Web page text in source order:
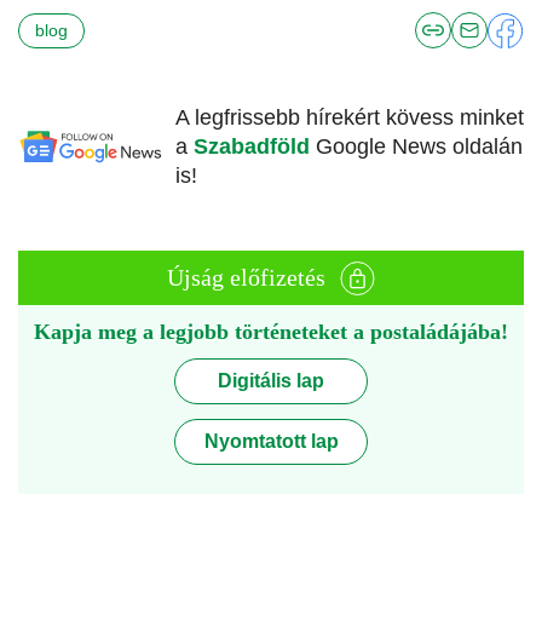
blog
A legfrissebb hírekért kövess minket
a Szabadföld Google News oldalán
is!
Újság előfizetés
Kapja meg a legjobb történeteket a postaládájába!
Digitális lap
Nyomtatott lap